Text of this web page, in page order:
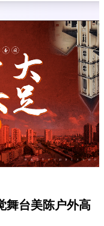
舞台美陈户外高